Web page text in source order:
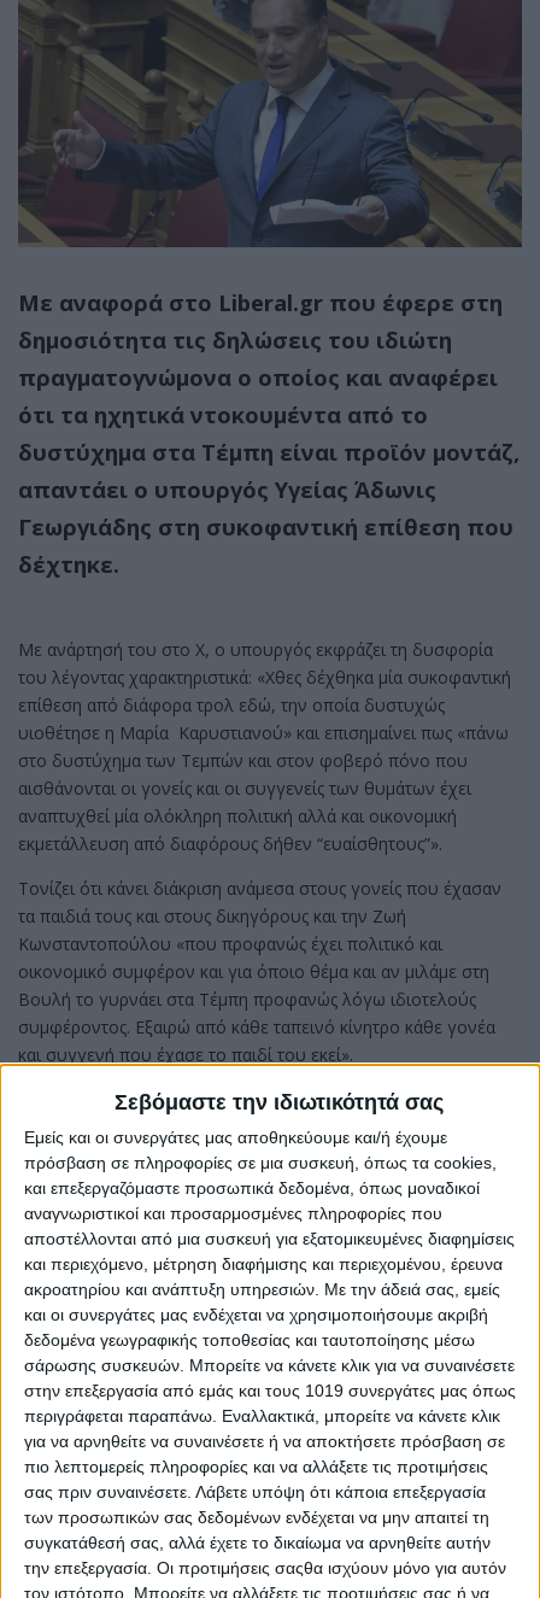
Σεβόμαστε την ιδιωτικότητά σας
Εμείς και οι συνεργάτες μας αποθηκεύουμε και/ή έχουμε
πρόσβαση σε πληροφορίες σε μια συσκευή, όπως τα cookies,
και επεξεργαζόμαστε προσωπικά δεδομένα, όπως μοναδικοί
αναγνωριστικοί και προσαρμοσμένες πληροφορίες που
αποστέλλονται από μια συσκευή για εξατομικευμένες διαφημίσεις
και περιεχόμενο, μέτρηση διαφήμισης και περιεχομένου, έρευνα
ακροατηρίου και ανάπτυξη υπηρεσιών. Με την άδειά σας, εμείς
και οι συνεργάτες μας ενδέχεται να χρησιμοποιήσουμε ακριβή
δεδομένα γεωγραφικής τοποθεσίας και ταυτοποίησης μέσω
σάρωσης συσκευών. Μπορείτε να κάνετε κλικ για να συναινέσετε
στην επεξεργασία από εμάς και τους 1019 συνεργάτες μας όπως
περιγράφεται παραπάνω. Εναλλακτικά, μπορείτε να κάνετε κλικ
για να αρνηθείτε να συναινέσετε ή να αποκτήσετε πρόσβαση σε
πιο λεπτομερείς πληροφορίες και να αλλάξετε τις προτιμήσεις
σας πριν συναινέσετε. Λάβετε υπόψη ότι κάποια επεξεργασία
των προσωπικών σας δεδομένων ενδέχεται να μην απαιτεί τη
συγκατάθεσή σας, αλλά έχετε το δικαίωμα να αρνηθείτε αυτήν
την επεξεργασία. Οι προτιμήσεις σαςθα ισχύουν μόνο για αυτόν
τον ιστότοπο. Μπορείτε να αλλάξετε τις προτιμήσεις σας ή να
Με αναφορά στο Liberal.gr που έφερε στη
δημοσιότητα τις δηλώσεις του ιδιώτη
πραγματογνώμονα ο οποίος και αναφέρει
ότι τα ηχητικά ντοκουμέντα από το
δυστύχημα στα Τέμπη είναι προϊόν μοντάζ,
απαντάει ο υπουργός Υγείας Άδωνις
Γεωργιάδης στη συκοφαντική επίθεση που
δέχτηκε.
Με ανάρτησή του στο Χ, ο υπουργός εκφράζει τη δυσφορία
του λέγοντας χαρακτηριστικά: «Χθες δέχθηκα μία συκοφαντική
επίθεση από διάφορα τρολ εδώ, την οποία δυστυχώς
υιοθέτησε η Μαρία Καρυστιανού» και επισημαίνει πως «πάνω
στο δυστύχημα των Τεμπών και στον φοβερό πόνο που
αισθάνονται οι γονείς και οι συγγενείς των θυμάτων έχει
αναπτυχθεί μία ολόκληρη πολιτική αλλά και οικονομική
εκμετάλλευση από διαφόρους δήθεν “ευαίσθητους”».
Τονίζει ότι κάνει διάκριση ανάμεσα στους γονείς που έχασαν
τα παιδιά τους και στους δικηγόρους και την Ζωή
Κωνσταντοπούλου «που προφανώς έχει πολιτικό και
οικονομικό συμφέρον και για όποιο θέμα και αν μιλάμε στη
Βουλή το γυρνάει στα Τέμπη προφανώς λόγω ιδιοτελούς
συμφέροντος. Εξαιρώ από κάθε ταπεινό κίνητρο κάθε γονέα
και συγγενή που έχασε το παιδί του εκεί».
Ο Άδωνις Γεωργιάδης τονίζει ότι «η κάθαρση του
Δυστυχήματος των Τεμπών δεν θα γίνει ούτε στους δρόμους,
ούτε στα σόσιαλ αλλά στον μοναδικό φυσικό χώρο, στην
Ελληνική Δικαιοσύνη, την οποία και πρέπει ανεπηρέαστη να
την αφήσουμε να κρίνει».
«Όποιος αυτό δεν το αντιλαμβάνεται δεν ενδιαφέρεται ούτε
για τα Τέμπη, ούτε για την Δημοκρατία», καταλήγει.
Η ανάρτηση του υπουργού Υγείας
«Χθες δέχθηκα μία συκοφαντική επίθεση από διάφορα τρολ
εδώ, την οποία δυστυχώς υιοθέτησε η@mkaristianou
χωρίς προφανώς να έχει ελέγξει το τί πραγματικά είχα πει, η
οποία στηρίχθηκε σε έναν ψευδή και συκοφαντικό τίτλο από
ένα σάιτ ονόματι
http://npress.gr
Το σάιτ αυτό έφτιαξε έναν
τίτλο, είτε για να αυξήσουν τα κλικς τους είτε για να με
συκοφαντήσουν ευθέως, γράφοντας το αντίθετο από όσα εγώ
είχα πει. Σημειώστε ότι το κείμενο που συνόδευε τον ψεύτικο